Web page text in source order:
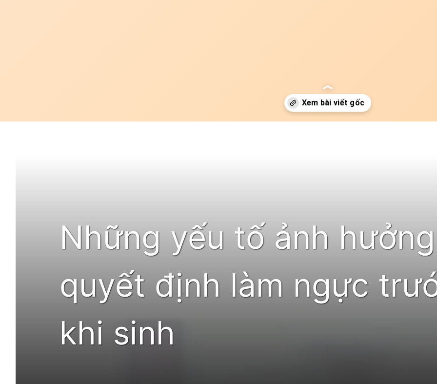
Những yếu tố ảnh
quyết định làm ngực
khi sinh